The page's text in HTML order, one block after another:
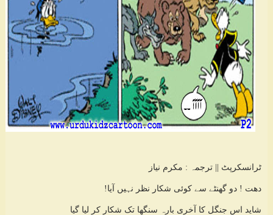
ٹرانسکرپٹ || ترجمہ : مکرم نیاز
دھت ! دو گھنٹے سے کوئی شکار نظر نہیں آیا!
شاید اس جنگل کا آخری بارہ سنگھا تک شکار کر لیا گیا